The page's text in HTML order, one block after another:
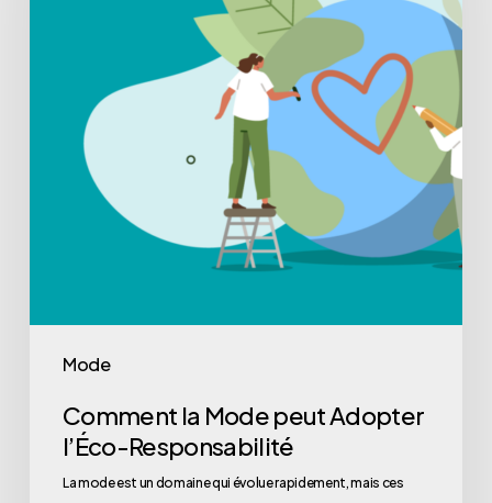
Mode
Comment la Mode peut Adopter
l’Éco-Responsabilité
La mode est un domaine qui évolue rapidement, mais ces